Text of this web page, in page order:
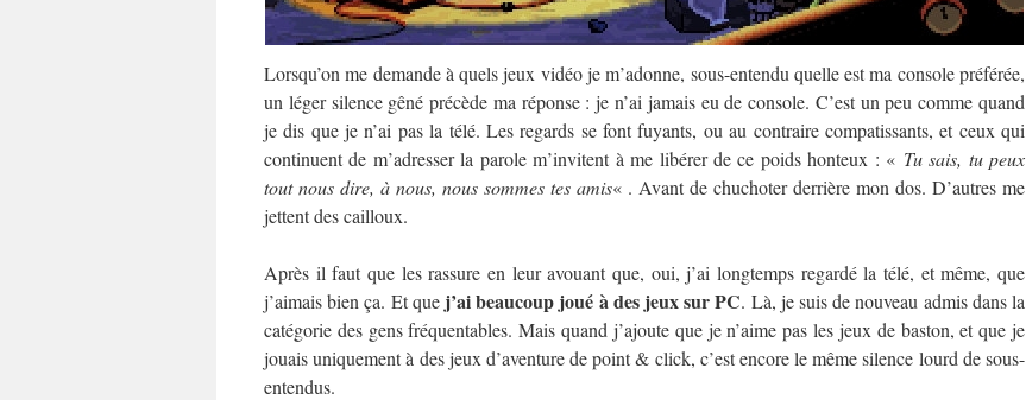
Lorsqu’on me demande à quels jeux vidéo je m’adonne, sous-entendu quelle est ma console préférée,
un léger silence gêné précède ma réponse : je n’ai jamais eu de console. C’est un peu comme quand
je dis que je n’ai pas la télé. Les regards se font fuyants, ou au contraire compatissants, et ceux qui
continuent de m’adresser la parole m’invitent à me libérer de ce poids honteux : « Tu sais, tu peux
tout nous dire, à nous, nous sommes tes amis« . Avant de chuchoter derrière mon dos. D’autres me
jettent des cailloux.
Après il faut que les rassure en leur avouant que, oui, j’ai longtemps regardé la télé, et même, que
j’aimais bien ça. Et que j’ai beaucoup joué à des jeux sur PC. Là, je suis de nouveau admis dans la
catégorie des gens fréquentables. Mais quand j’ajoute que je n’aime pas les jeux de baston, et que je
jouais uniquement à des jeux d’aventure de point & click, c’est encore le même silence lourd de sous-
entendus.